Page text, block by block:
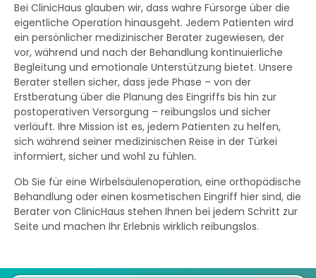
Bei ClinicHaus glauben wir, dass wahre Fürsorge über die
eigentliche Operation hinausgeht. Jedem Patienten wird
ein persönlicher medizinischer Berater zugewiesen, der
vor, während und nach der Behandlung kontinuierliche
Begleitung und emotionale Unterstützung bietet. Unsere
Berater stellen sicher, dass jede Phase – von der
Erstberatung über die Planung des Eingriffs bis hin zur
postoperativen Versorgung – reibungslos und sicher
verläuft. Ihre Mission ist es, jedem Patienten zu helfen,
sich während seiner medizinischen Reise in der Türkei
informiert, sicher und wohl zu fühlen.
Ob Sie für eine Wirbelsäulenoperation, eine orthopädische
Behandlung oder einen kosmetischen Eingriff hier sind, die
Berater von ClinicHaus stehen Ihnen bei jedem Schritt zur
Seite und machen Ihr Erlebnis wirklich reibungslos.